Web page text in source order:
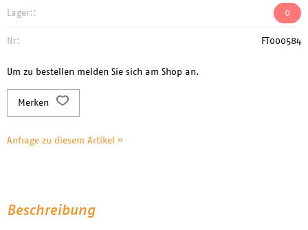
Lager:: 0
Nr: FT000584
Um zu bestellen melden Sie sich am Shop an.
Merken
Anfrage zu diesem Artikel »
Beschreibung